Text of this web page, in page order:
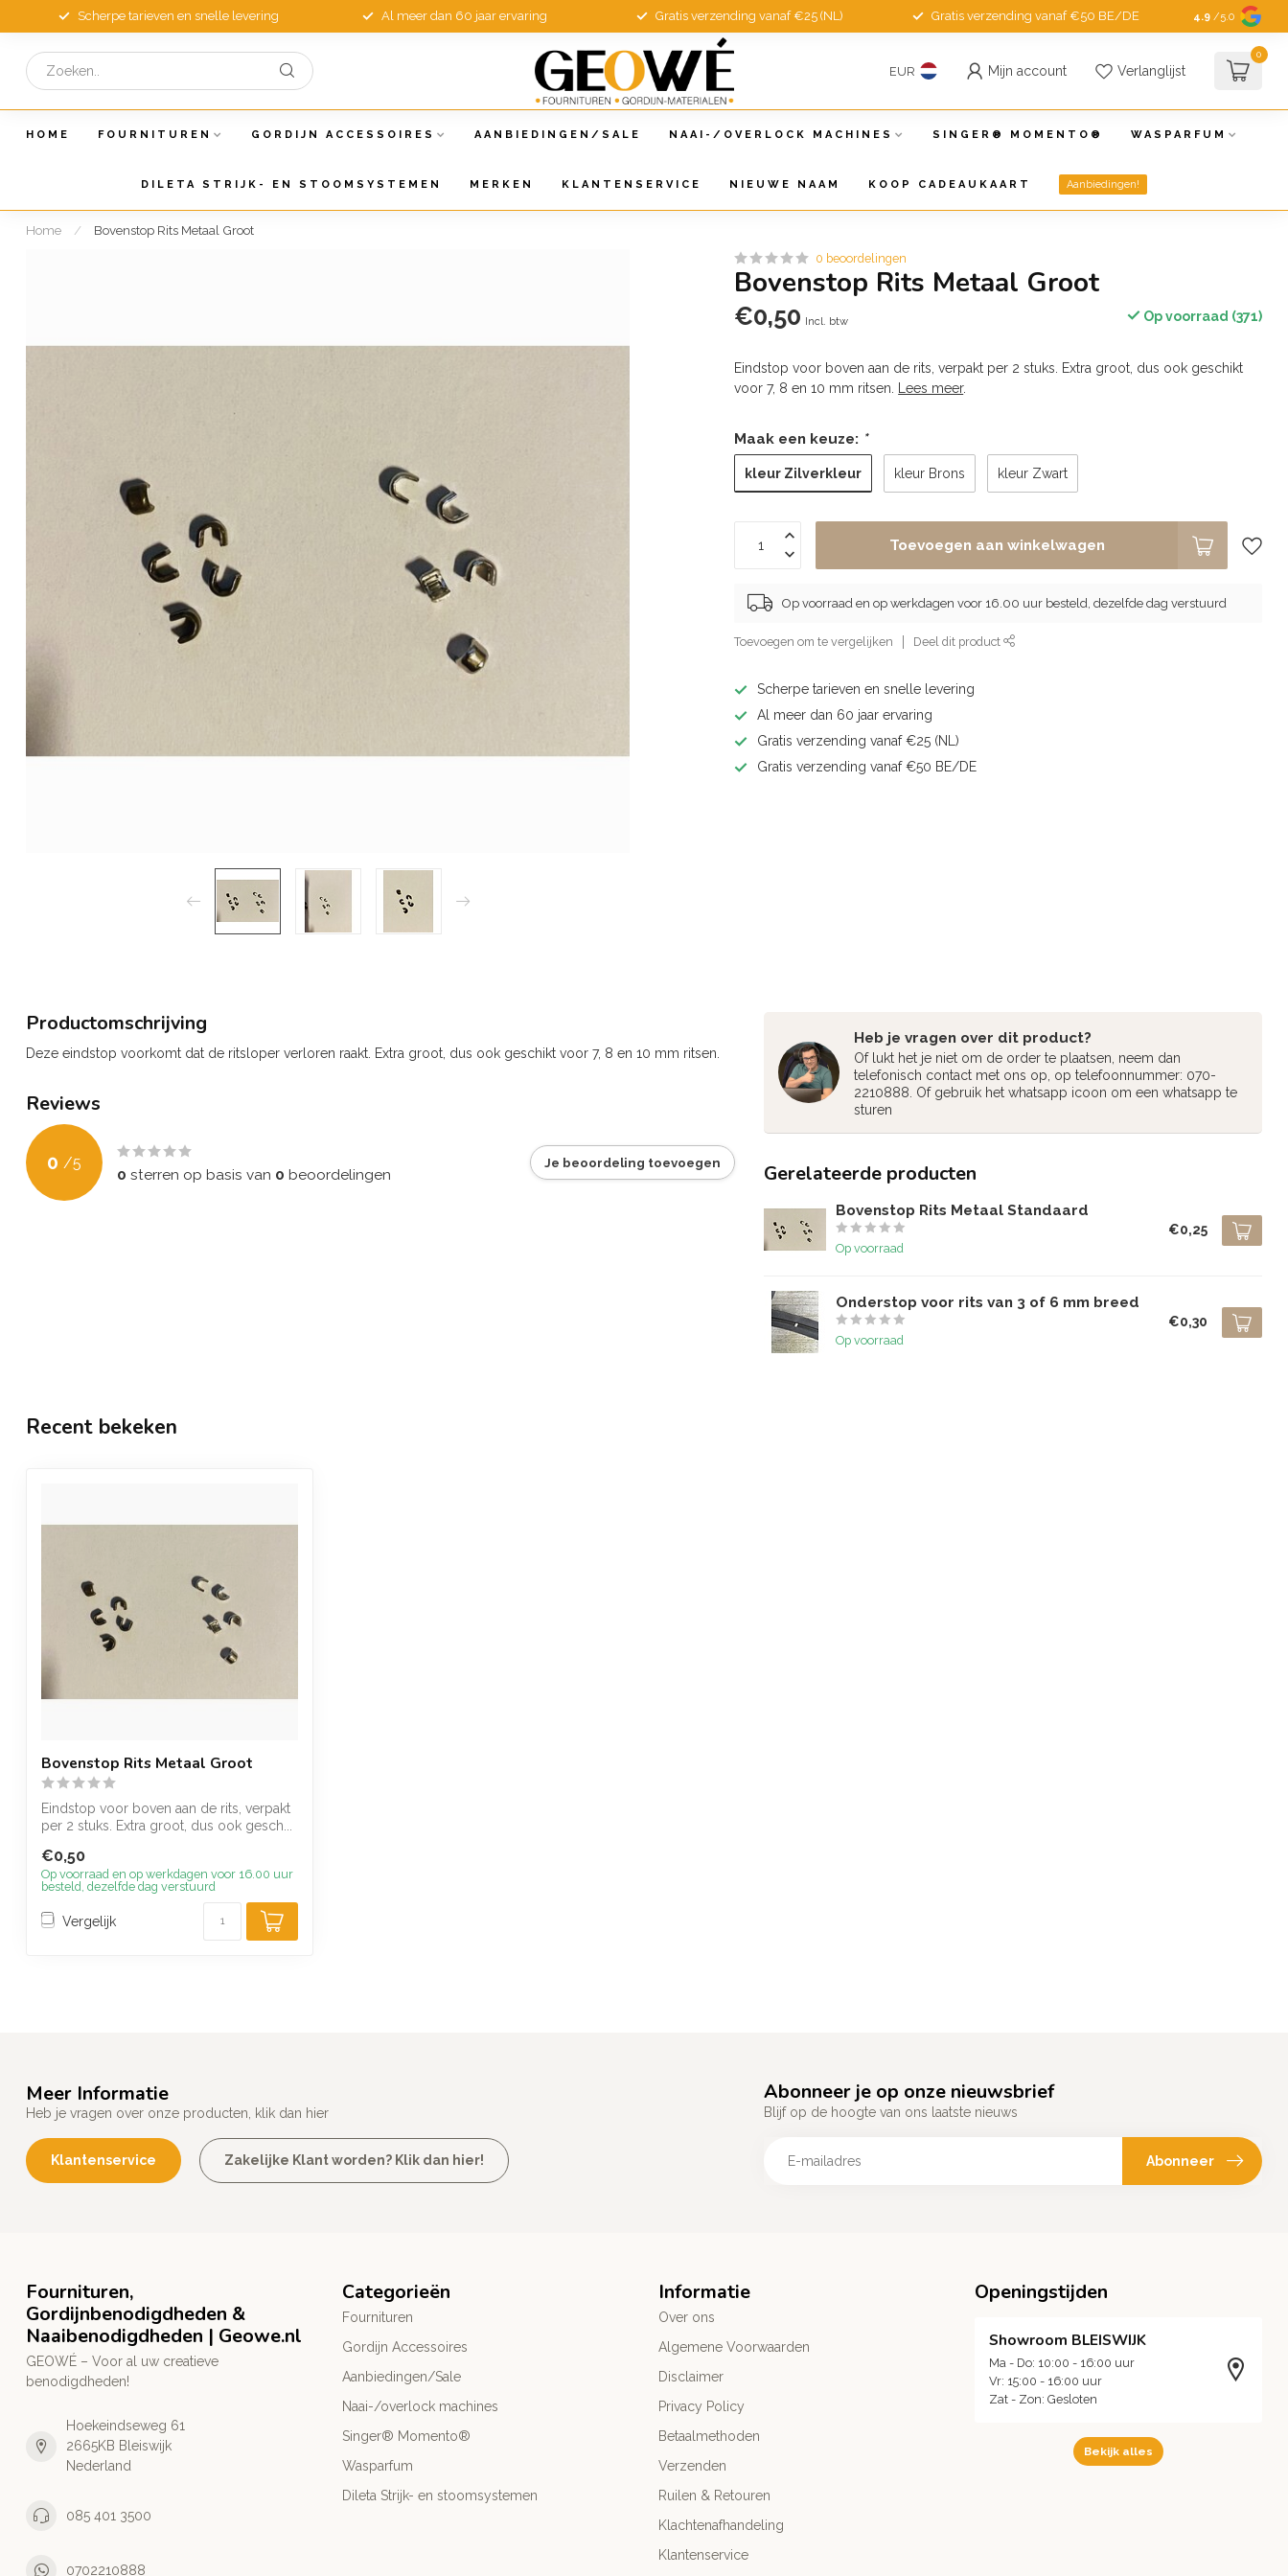
Scherpe tarieven en snelle levering Al meer dan 60 jaar ervaring Gratis verzending vanaf €25 (NL) Gratis verzending vanaf €50 BE/DE 4.9 /5.0
EUR Mijn account Verlanglijst
0
HOME FOURNITUREN GORDIJN ACCESSOIRES AANBIEDINGEN/SALE NAAI-/OVERLOCK MACHINES SINGER® MOMENTO® WASPARFUM
DILETA STRIJK- EN STOOMSYSTEMEN MERKEN KLANTENSERVICE NIEUWE NAAM KOOP CADEAUKAART Aanbiedingen!
Home / Bovenstop Rits Metaal Groot
0 beoordelingen
Bovenstop Rits Metaal Groot
€0,50 Incl. btw Op voorraad (371)
Eindstop voor boven aan de rits, verpakt per 2 stuks. Extra groot, dus ook geschikt
voor 7, 8 en 10 mm ritsen.
Lees meer.
Maak een keuze: *
kleur Zilverkleur kleur Brons kleur Zwart
Toevoegen aan winkelwagen
Op voorraad en op werkdagen voor 16.00 uur besteld, dezelfde dag verstuurd
Toevoegen om te vergelijken Deel dit product
Scherpe tarieven en snelle levering
Al meer dan 60 jaar ervaring
Gratis verzending vanaf €25 (NL)
Gratis verzending vanaf €50 BE/DE
Productomschrijving
Deze eindstop voorkomt dat de ritsloper verloren raakt. Extra groot, dus ook geschikt voor 7, 8 en 10 mm ritsen.
Reviews
0 /5
0 sterren op basis van 0 beoordelingen
Je beoordeling toevoegen
Heb je vragen over dit product?
Of lukt het je niet om de order te plaatsen, neem dan
telefonisch contact met ons op, op telefoonnummer: 070-
2210888. Of gebruik het whatsapp icoon om een whatsapp te
sturen
Gerelateerde producten
Bovenstop Rits Metaal Standaard
Op voorraad
€0,25
Onderstop voor rits van 3 of 6 mm breed
Op voorraad
€0,30
Recent bekeken
Bovenstop Rits Metaal Groot
Eindstop voor boven aan de rits, verpakt
per 2 stuks. Extra groot, dus ook gesch...
€0,50
Op voorraad en op werkdagen voor 16.00 uur
besteld, dezelfde dag verstuurd
Vergelijk
Meer Informatie
Heb je vragen over onze producten, klik dan hier
Klantenservice Zakelijke Klant worden? Klik dan hier!
Abonneer je op onze nieuwsbrief
Blijf op de hoogte van ons laatste nieuws
Abonneer
Fournituren,
Gordijnbenodigdheden &
Naaibenodigdheden | Geowe.nl
GEOWÉ – Voor al uw creatieve
benodigdheden!
Hoekeindseweg 61
2665KB Bleiswijk
Nederland
085 401 3500
0702210888
Categorieën
Fournituren
Gordijn Accessoires
Aanbiedingen/Sale
Naai-/overlock machines
Singer® Momento®
Wasparfum
Dileta Strijk- en stoomsystemen
Informatie
Over ons
Algemene Voorwaarden
Disclaimer
Privacy Policy
Betaalmethoden
Verzenden
Ruilen & Retouren
Klachtenafhandeling
Klantenservice
Openingstijden
Showroom BLEISWIJK
Ma - Do: 10:00 - 16:00 uur
Vr: 15:00 - 16:00 uur
Zat - Zon: Gesloten
Bekijk alles